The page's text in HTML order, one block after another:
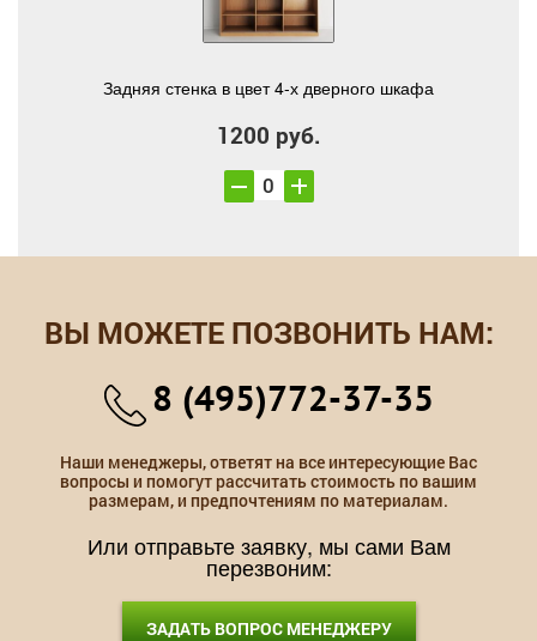
Задняя стенка в цвет 4-х дверного шкафа
1200 руб.
ВЫ МОЖЕТЕ ПОЗВОНИТЬ НАМ:
8 (495)772-37-35
Наши менеджеры, ответят на все интересующие Вас
вопросы и помогут рассчитать стоимость по вашим
размерам, и предпочтениям по материалам.
Или отправьте заявку, мы сами Вам
перезвоним:
ЗАДАТЬ ВОПРОС МЕНЕДЖЕРУ